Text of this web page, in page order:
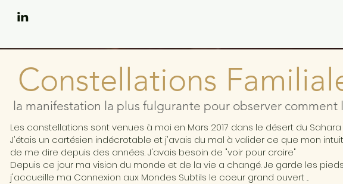
Constellations
la manifestation la plus fulgurante pour observer comment
Les constellations sont venues à moi en Mars 2017 dans le désert du Sahara
J'étais un cartésien indécrotable et j'avais du mal à valider ce que mon
de me dire depuis des années. J'avais besoin de "voir pour croire"
Depuis ce jour ma vision du monde et de la vie a changé. Je garde les
j'accueille ma Connexion aux Mondes Subtils le coeur grand ouvert ...